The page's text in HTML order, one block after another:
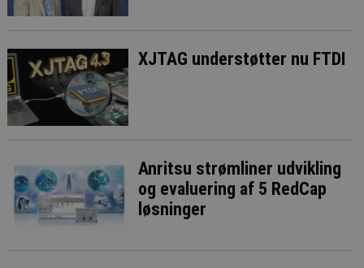
XJTAG understøtter nu FTDI
Anritsu strømliner udvikling
og evaluering af 5 RedCap
løsninger